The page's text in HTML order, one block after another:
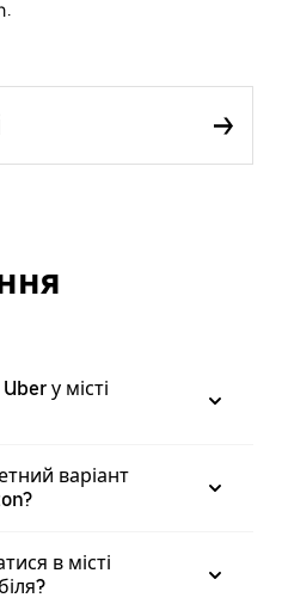
у місті
варіант
в місті